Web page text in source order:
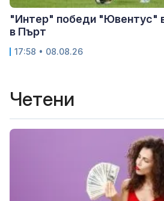
"Интер" победи "Ювентус"
в Пърт
17:58 • 08.08.26
Четени